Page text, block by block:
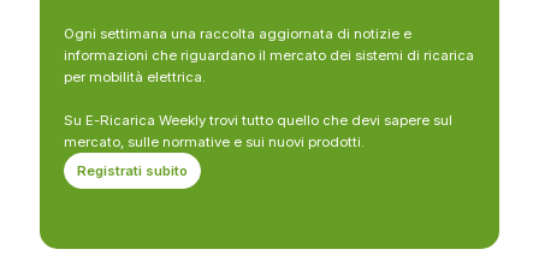
Ogni settimana una raccolta aggiornata di notizie e
informazioni che riguardano il mercato dei sistemi di ricarica
per mobilità elettrica.
Su E-Ricarica Weekly trovi tutto quello che devi sapere sul
mercato, sulle normative e sui nuovi prodotti.
Registrati subito